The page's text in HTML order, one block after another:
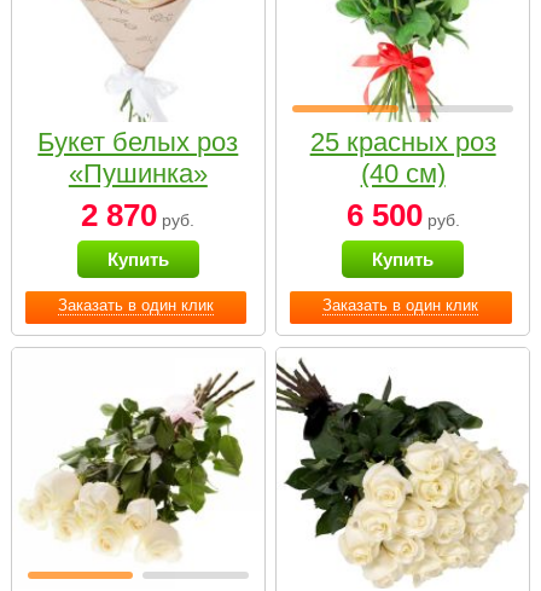
Заказать в один клик
Букет белых роз
«Пушинка»
2 870 руб.
Купить
Заказать в один клик
25 красных роз
(40 см)
6 500руб.
Купить